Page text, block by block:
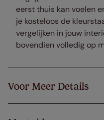
eerst thuis kan voelen
je kosteloos de
vergelijken in jouw
bovendien volledig op
Voor Meer Details